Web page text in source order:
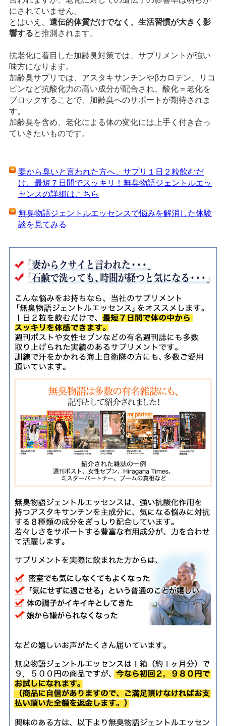
にされていません。
とはいえ、 遺伝的体質だけでなく、生活習慣が大きく影
響すると推測されます。
抗老化に着目した加齢臭対策では、サプリメントが強い
味方になります。
加齢臭サプリでは、アスタキサンチンやβカロテン、リコ
ピンなど抗酸化力の高い成分が配合され、酸化＝老化を
ブロックすることで、加齢臭へのサポートが期待されま
す。
加齢臭を含め、老化による体の変化には上手く付き合っ
ていきたいものです。
妻から臭いと言われた方へ。サプリ１日２粒飲むだ
け、最短７日間でスッキリ！無臭物語ジェントルエッ
センスの詳細はこちら
無臭物語ジェントルエッセンスで悩みを解消した体験
談を見てみる